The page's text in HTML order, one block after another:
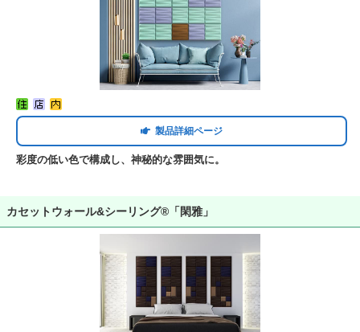
製品詳細ページ
彩度の低い色で構成し、神秘的な雰囲気に。
カセットウォール&シーリング®「閑雅」